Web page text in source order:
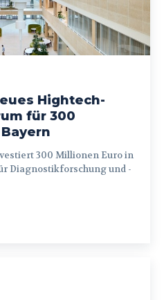
Hightech-
für 300
Diagnostikforschung und -